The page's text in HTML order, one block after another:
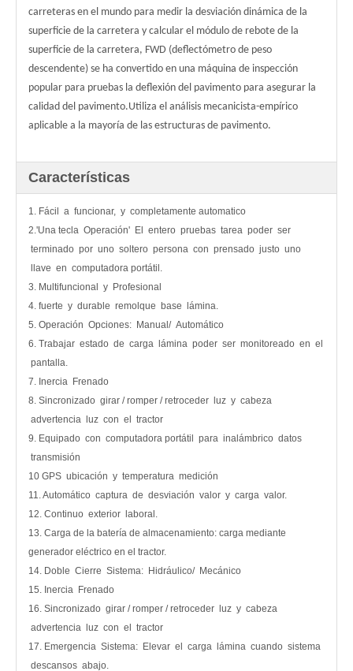
carreteras en el mundo para medir la desviación dinámica de la
superficie de la carretera y calcular el módulo de rebote de la
superficie de la carretera, FWD (deflectómetro de peso
descendente) se ha convertido en una máquina de inspección
popular para pruebas la deflexión del pavimento para asegurar la
calidad del pavimento.Utiliza el análisis mecanicista-empírico
aplicable a la mayoría de las estructuras de pavimento.
Características
1. Fácil a funcionar, y completamente automatico
2.'Una tecla Operación' El entero pruebas tarea poder ser
terminado por uno soltero persona con prensado justo uno
llave en computadora portátil.
3. Multifuncional y Profesional
4. fuerte y durable remolque base lámina.
5. Operación Opciones: Manual/ Automático
6. Trabajar estado de carga lámina poder ser monitoreado en el
pantalla.
7. Inercia Frenado
8. Sincronizado girar / romper / retroceder luz y cabeza
advertencia luz con el tractor
9. Equipado con computadora portátil para inalámbrico datos
transmisión
10 GPS ubicación y temperatura medición
11. Automático captura de desviación valor y carga valor.
12. Continuo exterior laboral.
13. Carga de la batería de almacenamiento: carga mediante
generador eléctrico en el tractor.
14. Doble Cierre Sistema: Hidráulico/ Mecánico
15. Inercia Frenado
16. Sincronizado girar / romper / retroceder luz y cabeza
advertencia luz con el tractor
17. Emergencia Sistema: Elevar el carga lámina cuando sistema
descansos abajo.